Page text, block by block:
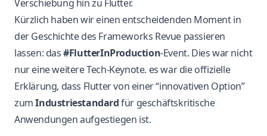
Verschiebung hin zu Flutter.
Kürzlich haben wir einen entscheidenden Moment in
der Geschichte des Frameworks Revue passieren
lassen: das#FlutterInProduction-Event. Dies war nicht
nur eine weitere Tech-Keynote. es war die offizielle
Erklärung, dass Flutter von einer “innovativen Option”
zumIndustriestandardfür geschäftskritische
Anwendungen aufgestiegen ist.